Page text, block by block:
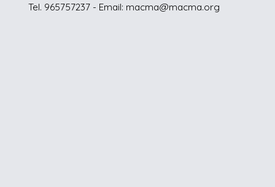
Tel. 965757237 - Email: macma@macma.org